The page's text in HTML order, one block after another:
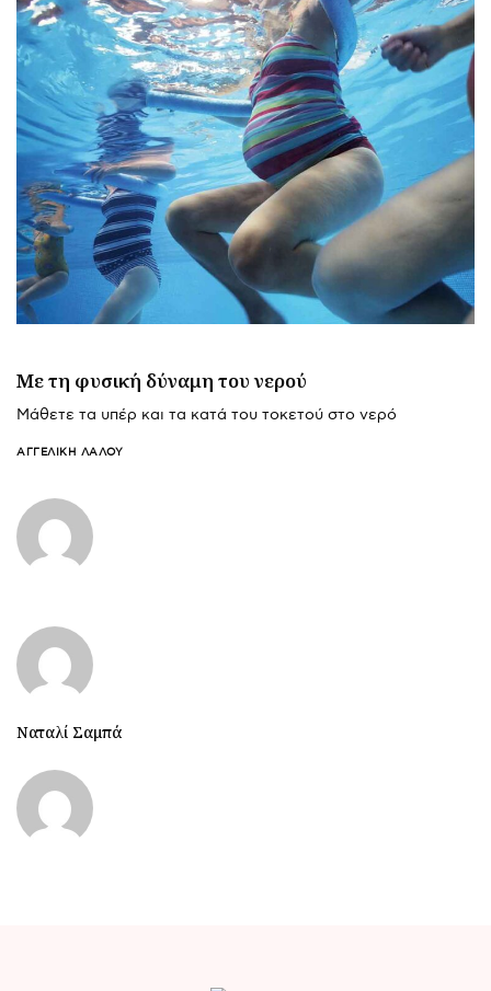
Με τη φυσική δύναμη του νερού
Μάθετε τα υπέρ και τα κατά του τοκετού στο νερό
ΑΓΓΕΛΙΚΉ ΛΆΛΟΥ
Ναταλί Σαμπά